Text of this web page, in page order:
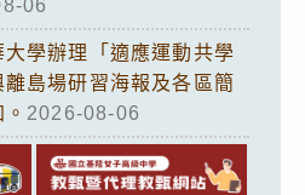
06
學辦理「適應運動共學
島場研習海報及各區簡
2026-08-06